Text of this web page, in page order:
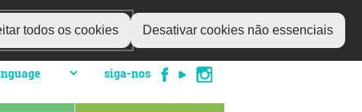
todos os cookies Desativar cookies não essenciais
siga-nos